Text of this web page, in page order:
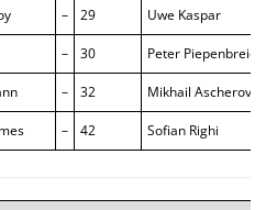
– 29 Uwe Kaspar
– 30 Peter Piepenbreier
– 32 Mikhail Ascherov
– 42 Sofian Righi